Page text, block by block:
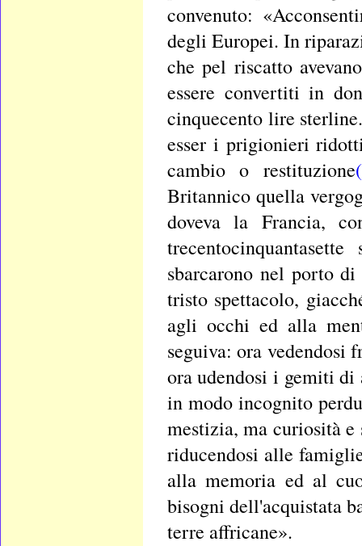
convenuto:
degli Europei. In
che pel riscatto
essere convertiti in
cinquecento lire
esser i prigionieri
cambio o restituzione
Britannico quella
doveva la Francia,
sbarcarono nel porto
tristo spettacolo,
agli occhi ed alla
seguiva: ora vedendosi
ora udendosi i gemiti
in modo incognito
mestizia, ma curiosità
riducendosi alle
alla memoria ed al
bisogni dell'acquistata
terre affricane».